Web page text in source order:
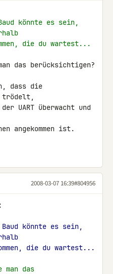
könnte es sein,
die du wartest...
das berücksichtigen?
dass die
trödelt,
UART überwacht und
angekommen ist.
2008-03-07 16:39#804956
könnte es sein,
die du wartest...
man das